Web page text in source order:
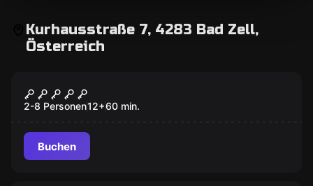
Kurhausstraße 7, 4283 Bad Zell,
Österreich
Pilger Zimmer
2-8 Personen12+60 min.
Buchen